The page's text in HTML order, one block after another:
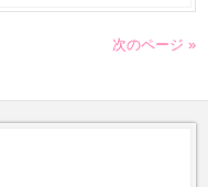
次のページ »